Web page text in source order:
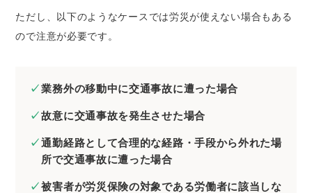
ただし、
以下のようなケースでは労災が使えない場合もある
ので注意が必要です。
業務外の移動中に交通事故に遭った場合
故意に交通事故を発生させた場合
通勤経路として合理的な経路・手段から外れた場
所で交通事故に遭った場合
被害者が労災保険の対象である労働者に該当しな